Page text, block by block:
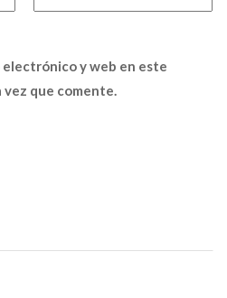
electrónico y web en este
vez que comente.